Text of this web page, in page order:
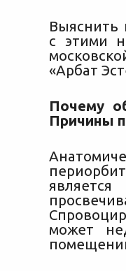
Выяснить
с этими
«Арбат
Почему
Причины
может